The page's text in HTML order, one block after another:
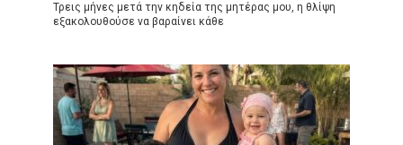
Τρεις μήνες μετά την κηδεία της μητέρας μου, η θλίψη
εξακολουθούσε να βαραίνει κάθε